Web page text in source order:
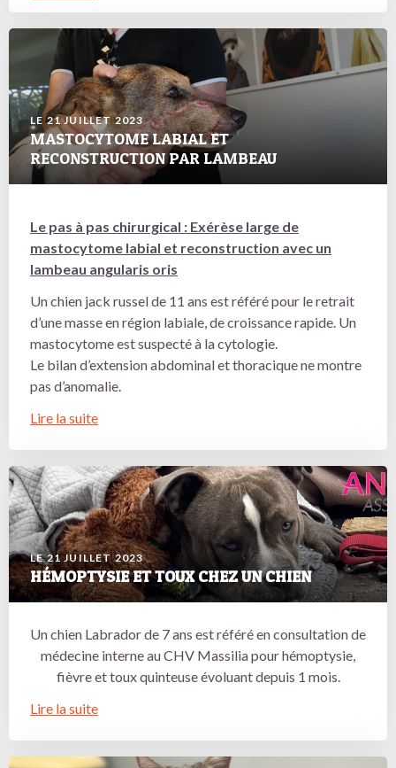
LE 21 JUILLET 2023
MASTOCYTOME LABIAL ET
RECONSTRUCTION PAR LAMBEAU
Le pas à pas chirurgical : Exérèse large de
mastocytome labial et reconstruction avec un
lambeau angularis oris
Un chien jack russel de 11 ans est référé pour le retrait
d’une masse en région labiale, de croissance rapide. Un
mastocytome est suspecté à la cytologie.
Le bilan d’extension abdominal et thoracique ne montre
pas d’anomalie.
Lire la suite
LE 21 JUILLET 2023
HÉMOPTYSIE ET TOUX CHEZ UN CHIEN
Un chien Labrador de 7 ans est référé en consultation de
médecine interne au CHV Massilia pour hémoptysie,
fièvre et toux quinteuse évoluant depuis 1 mois.
Lire la suite